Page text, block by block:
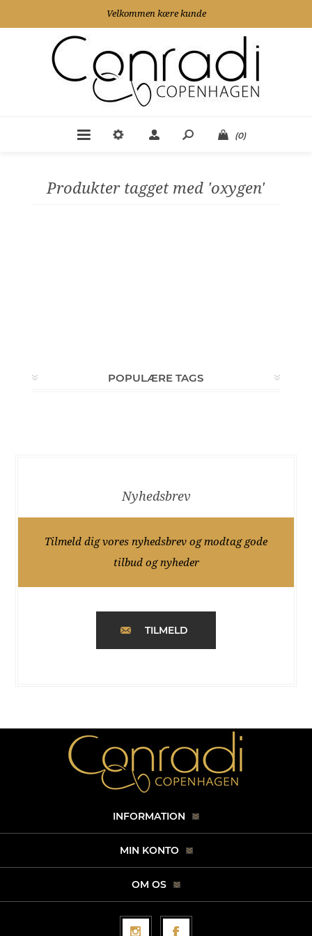
Velkommen kære kunde
(0)
Produkter tagget med 'oxygen'
POPULÆRE TAGS
Nyhedsbrev
Tilmeld dig vores nyhedsbrev og modtag gode
tilbud og nyheder
TILMELD
INFORMATION
MIN KONTO
OM OS